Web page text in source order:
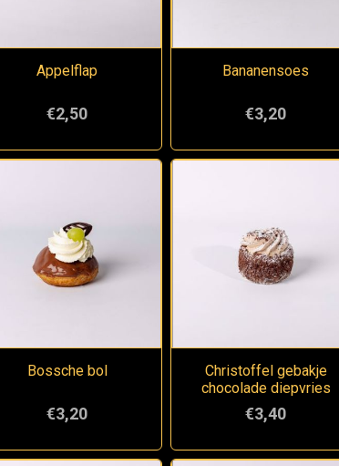
Appelflap
€2,50
Bananensoes
€3,20
Bossche bol
€3,20
Christoffel gebakje
chocolade diepvries
€3,40